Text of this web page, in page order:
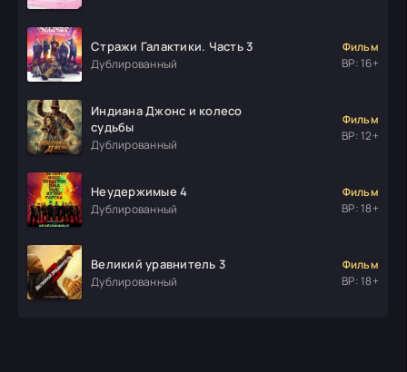
Стражи Галактики. Часть 3
Дублированный
Фильм
ВР: 16+
Индиана Джонс и колесо
судьбы
Дублированный
Фильм
ВР: 12+
Неудержимые 4
Дублированный
Фильм
ВР: 18+
Великий уравнитель 3
Дублированный
Фильм
ВР: 18+